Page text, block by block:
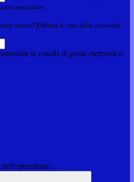
necessarie.
utente? Effettua il reset della password
la casella di posta elettronica!